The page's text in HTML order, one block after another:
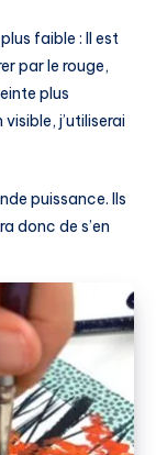
faible : Il est
par le rouge,
plus
j’utiliserai
puissance. Ils
donc de s’en